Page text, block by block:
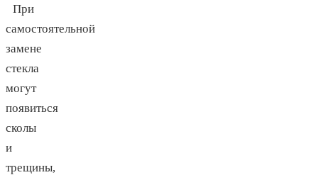
При
самостоятельной
замене
стекла
могут
появиться
сколы
и
трещины,